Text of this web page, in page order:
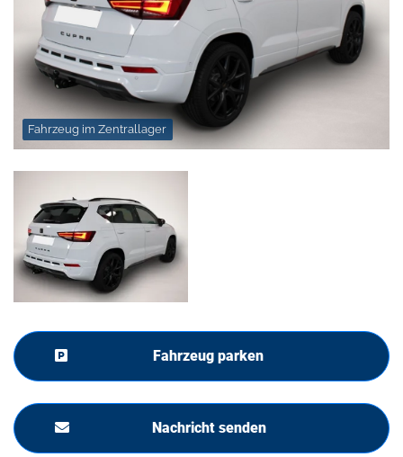
Fahrzeug im Zentrallager
Fahrzeug parken
Nachricht senden